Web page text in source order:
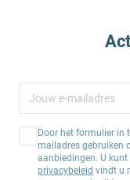
Door het formulier in
mailadres gebruiken
aanbiedingen. U
privacybeleid vindt u